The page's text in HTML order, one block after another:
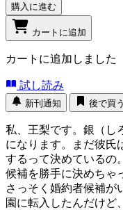
購入に進む
カートに追加
カートに追加しました
試し読み
新刊通知 後で買う
私、王梨です。銀（し
になります。まだ彼氏
するって決めているの
候補を勝手に決めち
さっそく婚約者候補が
園に転入したんだけど